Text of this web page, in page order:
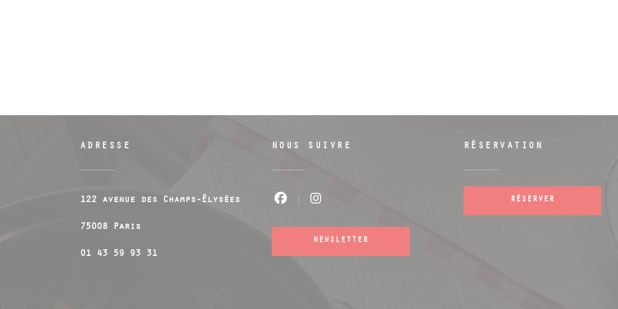
ADRESSE
122 avenue des Champs-Élysées
75008 Paris((ouvre une nouvelle fenêtre))
01 43 59 93 31
NOUS SUIVRE
NEWSLETTER
RÉSERVATION
RÉSERVER